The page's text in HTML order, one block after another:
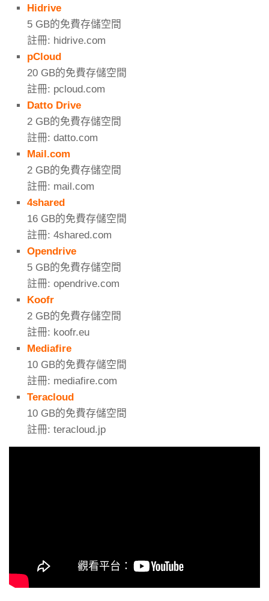
Hidrive
5 GB的免費存儲空間
註冊: hidrive.com
pCloud
20 GB的免費存儲空間
註冊: pcloud.com
Datto Drive
2 GB的免費存儲空間
註冊: datto.com
Mail.com
2 GB的免費存儲空間
註冊: mail.com
4shared
16 GB的免費存儲空間
註冊: 4shared.com
Opendrive
5 GB的免費存儲空間
註冊: opendrive.com
Koofr
2 GB的免費存儲空間
註冊: koofr.eu
Mediafire
10 GB的免費存儲空間
註冊: mediafire.com
Teracloud
10 GB的免費存儲空間
註冊: teracloud.jp